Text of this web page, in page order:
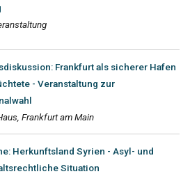
Frankfurt als sicherer Hafen
- Veranstaltung zur
Frankfurt am Main
Herkunftsland Syrien - Asyl- und
Situation